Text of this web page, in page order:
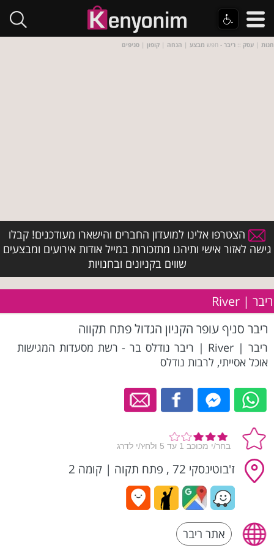
חנות | עסק :: ריבר - חפש מבצע | הנחה | קופון | סניפים
הצטרפו אלינו למועדון החברים והישארו מעודכנים! קבלו
גישה לאזור אישי ותיהנו מתזכורות במייל אודות אירועים ומבצעים
שווים בקניונים ובחנויות
ריבר | River
ריבר סניף עופר הקניון הגדול פתח תקווה
ריבר | River | ריבר נודלס בר - רשת מסעדות המגישות
אוכל אסייתי, לרבות נודלס
ז'בוטינסקי 72 , פתח תקוה | קומה 2
אתר ריבר